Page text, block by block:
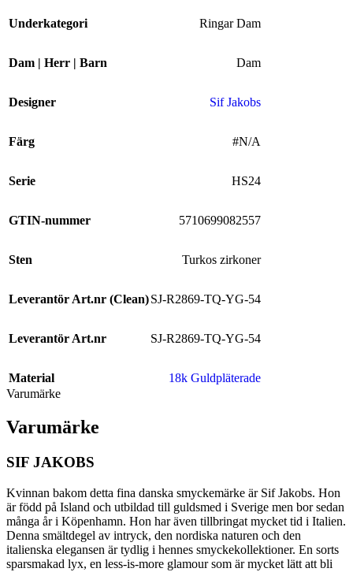
Underkategori Ringar Dam
Dam | Herr | Barn Dam
Designer Sif Jakobs
Färg #N/A
Serie HS24
GTIN-nummer 5710699082557
Sten Turkos zirkoner
Leverantör Art.nr (Clean)SJ-R2869-TQ-YG-54
Leverantör Art.nr SJ-R2869-TQ-YG-54
Material
18k Guldpläterade
Varumärke
Varumärke
SIF JAKOBS
Kvinnan bakom detta fina danska smyckemärke är Sif Jakobs. Hon
är född på Island och utbildad till guldsmed i Sverige men bor sedan
många år i Köpenhamn. Hon har även tillbringat mycket tid i Italien.
Denna smältdegel av intryck, den nordiska naturen och den
italienska elegansen är tydlig i hennes smyckekollektioner. En sorts
sparsmakad lyx, en less-is-more glamour som är mycket lätt att bli